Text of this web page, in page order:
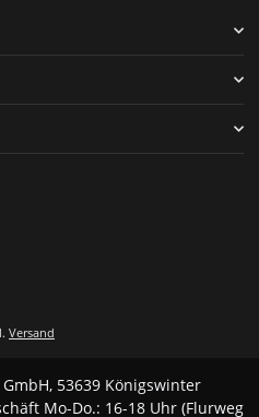
Versand
53639 Königswinter
Mo-Do.: 16-18 Uhr (Flurweg